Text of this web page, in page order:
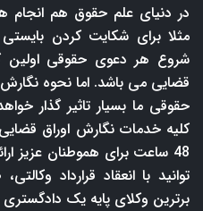
در دنیای علم حقوق هم انجام
مثلا برای شکایت کردن
شروع هر دعوی حقوقی اولین
قضایی می باشد. اما نحوه نگارش
حقوقی ما بسیار تاثیر گذار
کلیه خدمات نگارش اوراق
48 ساعت برای هموطنان عزیز
توانید با انعقاد قرارداد
برترین وکلای پایه یک دادگستری